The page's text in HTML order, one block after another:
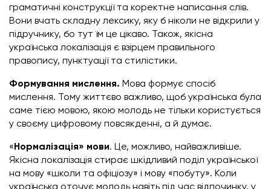
граматичні конструкції та коректне написання слів.
Вони вчать складну лексику, яку б ніколи не відкрили у
підручнику, бо тут їм це цікаво. Також, якісна
українська локалізація є взірцем правильного
правопису, пунктуації та стилістики.
Формування мислення. Мова формує спосіб
мислення. Тому життєво важливо, щоб українська була
саме тією мовою, якою молодь не тільки користується
у своєму цифровому повсякденні, а й думає.
« Нормалізація» мови. Це, можливо, найважливіше.
Якісна локалізація стирає шкідливий поділ української
на мову «школи та офіціозу» і мову «побуту». Коли